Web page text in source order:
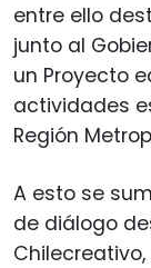
entre ello
junto al
un Proyecto
actividades
Región
A esto se
de diálogo